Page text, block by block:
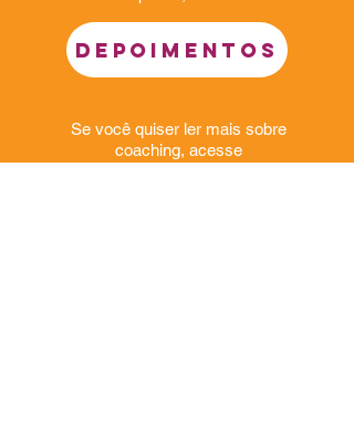
DEPOIMENTOS
Se você quiser ler mais sobre
coaching, acesse